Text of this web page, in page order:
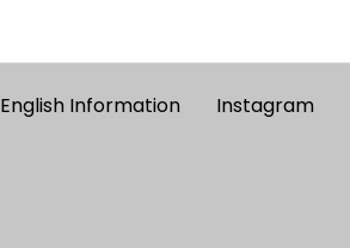
English Information Instagram